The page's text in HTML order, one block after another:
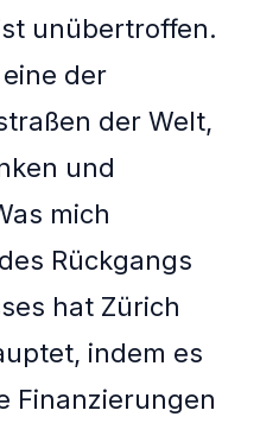
unübertroffen.
der
der Welt,
und
mich
Rückgangs
hat Zürich
indem es
Finanzierungen